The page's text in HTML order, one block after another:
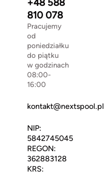
+48 588
810 078
Pracujemy
od
poniedziałku
do piątku
w godzinach
08:00-
16:00
kontakt@nextspool.pl
NIP:
5842745045
REGON:
362883128
KRS: